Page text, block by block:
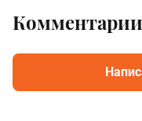
Комментарии